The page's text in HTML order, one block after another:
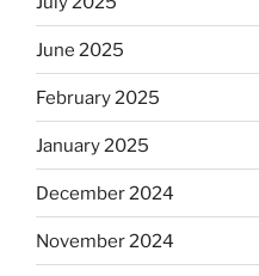
June 2025
February 2025
January 2025
December 2024
November 2024